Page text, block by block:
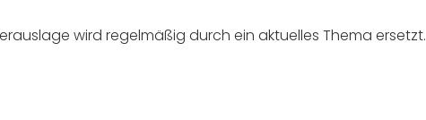
wird regelmäßig durch ein aktuelles Thema ersetzt.